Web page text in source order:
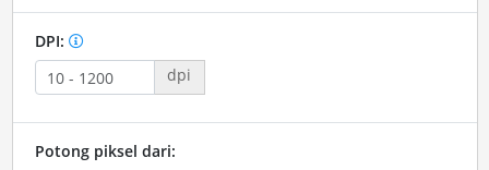
DPI:
dpi
Potong piksel dari: